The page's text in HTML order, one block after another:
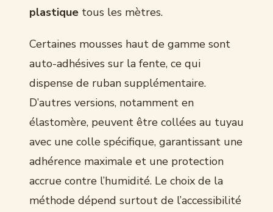
plastique tous les mètres.
Certaines mousses haut de gamme sont
auto-adhésives sur la fente, ce qui
dispense de ruban supplémentaire.
D’autres versions, notamment en
élastomère, peuvent être collées au tuyau
avec une colle spécifique, garantissant une
adhérence maximale et une protection
accrue contre l’humidité. Le choix de la
méthode dépend surtout de l’accessibilité